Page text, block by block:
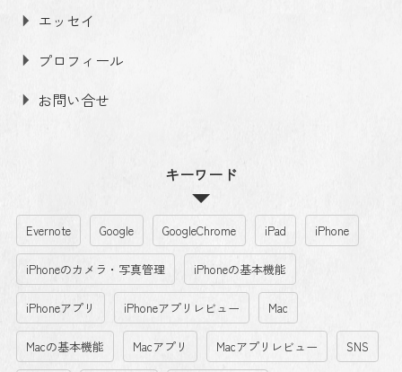
エッセイ
プロフィール
お問い合せ
キーワード
Evernote Google GoogleChrome iPad iPhone
iPhoneのカメラ・写真管理 iPhoneの基本機能
iPhoneアプリ iPhoneアプリレビュー Mac
Macの基本機能 Macアプリ Macアプリレビュー SNS